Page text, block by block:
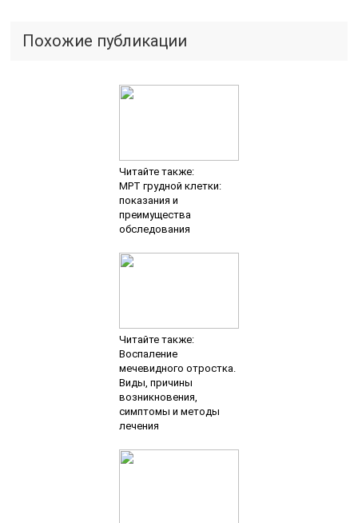
Похожие публикации
Читайте также:
МРТ грудной клетки:
показания и
преимущества
обследования
Читайте также:
Воспаление
мечевидного отростка.
Виды, причины
возникновения,
симптомы и методы
лечения